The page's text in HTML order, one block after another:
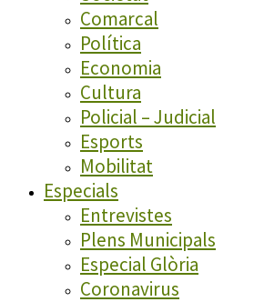
Comarcal
Política
Economia
Cultura
Policial – Judicial
Esports
Mobilitat
Especials
Entrevistes
Plens Municipals
Especial Glòria
Coronavirus